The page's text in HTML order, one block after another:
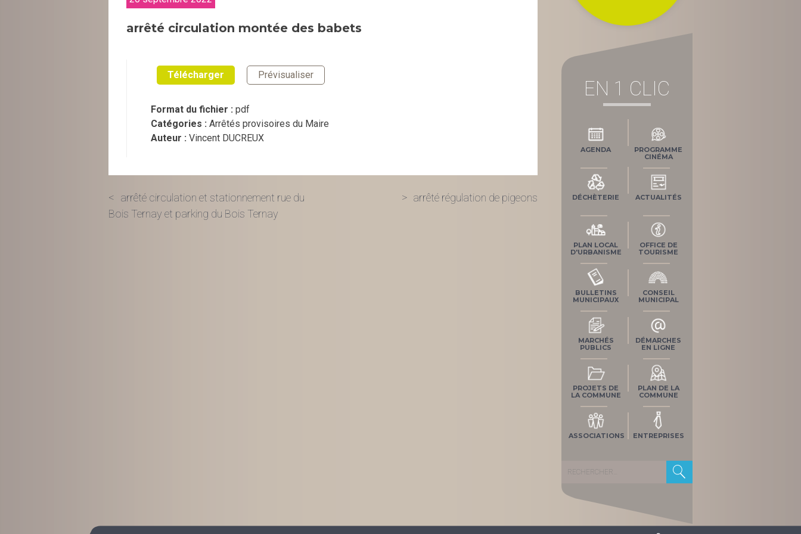
arrêté circulation montée des babets
Télécharger Prévisualiser
Format du fichier : pdf
Catégories : Arrêtés provisoires du Maire
Auteur : Vincent DUCREUX
Navigation
de
arrêté circulation et stationnement rue du
Bois Ternay et parking du Bois Ternay
arrêté régulation de pigeons
EN 1 CLIC
AGENDA
PROGRAMME
CINÉMA
DÉCHÈTERIE ACTUALITÉS
PLAN LOCAL
D'URBANISME
OFFICE DE
TOURISME
BULLETINS
MUNICIPAUX
CONSEIL
MUNICIPAL
MARCHÉS
PUBLICS
DÉMARCHES
EN LIGNE
PROJETS DE
LA COMMUNE
PLAN DE LA
COMMUNE
ASSOCIATIONS ENTREPRISES
Rechercher :